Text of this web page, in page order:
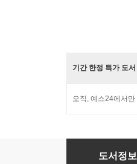
기간 한정 특가 도서
오직, 예스24에서만
스님의 주례사
도서정보